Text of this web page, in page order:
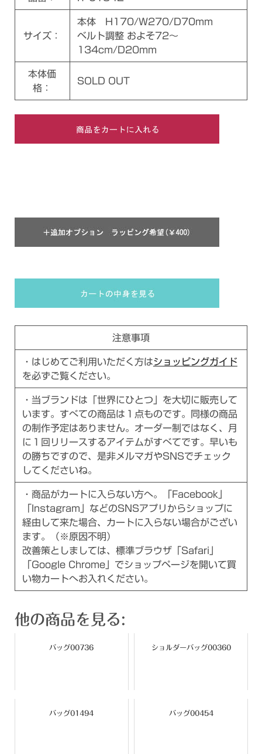
サイズ：
本体 H170/W270/D70mm
ベルト調整 およそ72～
134cm/D20mm
本体価
格：
SOLD OUT
注意事項
・はじめてご利用いただく方はショッピングガイド
を必ずご覧ください。
・当ブランドは「世界にひとつ」を大切に販売して
います。すべての商品は１点ものです。同様の商品
の制作予定はありません。オーダー制ではなく、月
に１回リリースするアイテムがすべてです。早いも
の勝ちですので、是非メルマガやSNSでチェック
してくださいね。
・商品がカートに入らない方へ。「Facebook」
「Instagram」などのSNSアプリからショップに
経由して来た場合、カートに入らない場合がござい
ます。（※原因不明）
改善策としましては、標準ブラウザ「Safari」
「Google Chrome」でショップページを開いて買
い物カートへお入れください。
他の商品を見る:
バッグ00736 ショルダーバッグ00360
バッグ01494 バッグ00454